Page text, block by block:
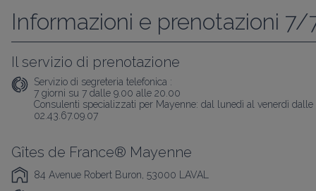
Informazioni e prenotazioni 7/
Il servizio di prenotazione
Servizio di segreteria telefonica :
7 giorni su 7 dalle 9.00 alle 20.00
Consulenti specializzati per Mayenne: dal lunedì al venerdì
02.43.67.09.07
Gîtes de France® Mayenne
84 Avenue Robert Buron, 53000 LAVAL